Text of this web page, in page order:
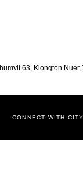
63, Klongton
CONNECT WITH